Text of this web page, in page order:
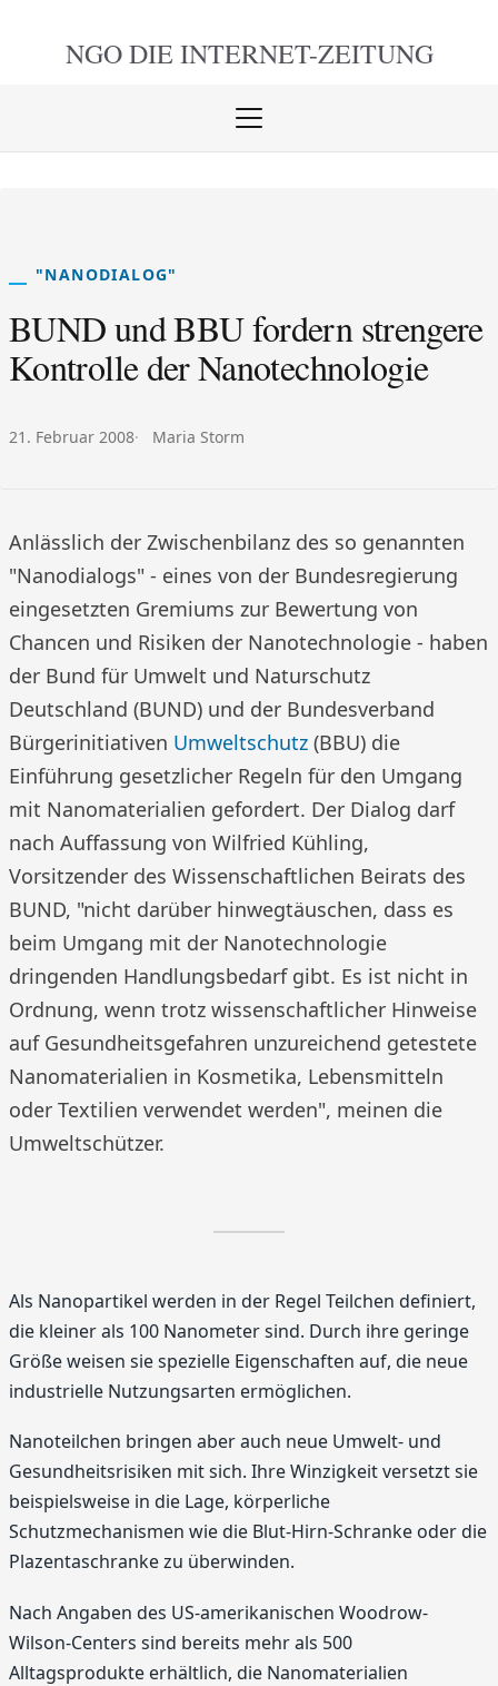
NGO DIE INTERNET-ZEITUNG
Menü
"NANODIALOG"
BUND und BBU fordern strengere
Kontrolle der Nanotechnologie
Veröffentlicht am:
21. Februar 2008 Autor:
Maria Storm
Anlässlich der Zwischenbilanz des so genannten
"Nanodialogs" - eines von der Bundesregierung
eingesetzten Gremiums zur Bewertung von
Chancen und Risiken der Nanotechnologie - haben
der Bund für Umwelt und Naturschutz
Deutschland (BUND) und der Bundesverband
Bürgerinitiativen Umweltschutz (BBU) die
Einführung gesetzlicher Regeln für den Umgang
mit Nanomaterialien gefordert. Der Dialog darf
nach Auffassung von Wilfried Kühling,
Vorsitzender des Wissenschaftlichen Beirats des
BUND, "nicht darüber hinwegtäuschen, dass es
beim Umgang mit der Nanotechnologie
dringenden Handlungsbedarf gibt. Es ist nicht in
Ordnung, wenn trotz wissenschaftlicher Hinweise
auf Gesundheitsgefahren unzureichend getestete
Nanomaterialien in Kosmetika, Lebensmitteln
oder Textilien verwendet werden", meinen die
Umweltschützer.
Als Nanopartikel werden in der Regel Teilchen definiert,
die kleiner als 100 Nanometer sind. Durch ihre geringe
Größe weisen sie spezielle Eigenschaften auf, die neue
industrielle Nutzungsarten ermöglichen.
Nanoteilchen bringen aber auch neue Umwelt- und
Gesundheitsrisiken mit sich. Ihre Winzigkeit versetzt sie
beispielsweise in die Lage, körperliche
Schutzmechanismen wie die Blut-Hirn-Schranke oder die
Plazentaschranke zu überwinden.
Nach Angaben des US-amerikanischen Woodrow-
Wilson-Centers sind bereits mehr als 500
Alltagsprodukte erhältlich, die Nanomaterialien